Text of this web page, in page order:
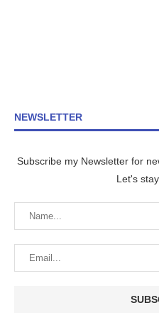
NEWSLETTER
Subscribe my Newsletter for
Let's